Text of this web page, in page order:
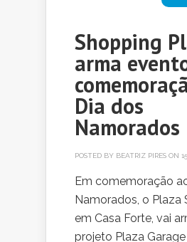
Shopping
arma
Dia dos
Namorados
POSTED BY BEATRIZ PIRES ON
Em comemoração
Namorados, o Plaza
em Casa Forte, vai
projeto Plaza